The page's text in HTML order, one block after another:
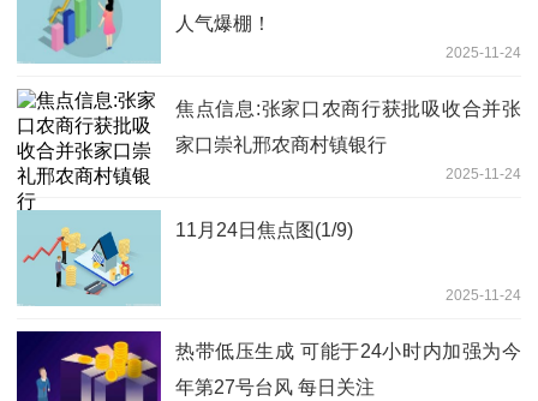
人气爆棚！
2025-11-24
焦点信息:张家口农商行获批吸收合并张
家口崇礼邢农商村镇银行
2025-11-24
11月24日焦点图(1/9)
2025-11-24
热带低压生成 可能于24小时内加强为今
年第27号台风 每日关注